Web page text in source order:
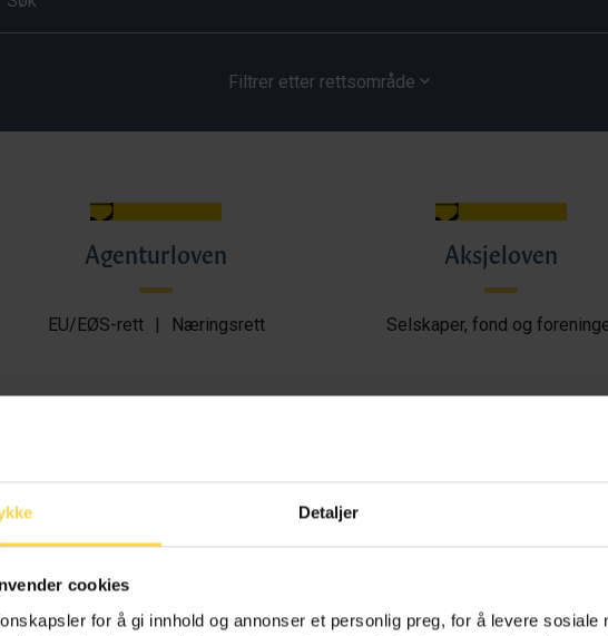
Detaljer
cookies
for å gi innhold og annonser et personlig preg, for å levere sosiale
Filtrer etter rettsområde
Agenturloven
EU/EØS-rett | Næringsrett
Aksjeloven
Selskaper, fond og
Allmenngjøringsloven
behandlingsloven